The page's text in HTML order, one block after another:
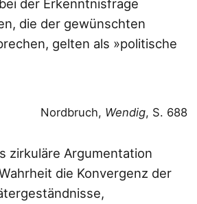
der Erkenntnisfrage
die der gewünschten
gelten als »politische
Nordbruch, Wendig, S. 688
zirkuläre Argumentation
die Konvergenz der